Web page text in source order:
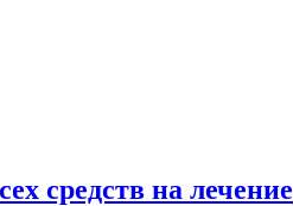
средств на лечение